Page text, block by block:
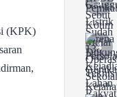
(KPK)